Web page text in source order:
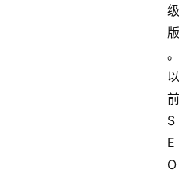
级
版
。
以
前
S
E
O